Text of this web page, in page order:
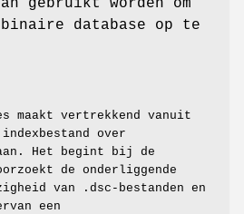
database op te
maakt vertrekkend vanuit
indexbestand over
aan. Het begint bij de
de onderliggende
van .dsc-bestanden en
een